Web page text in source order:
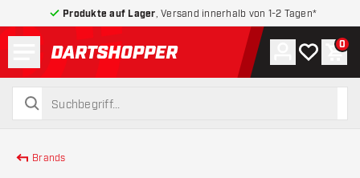
Produkte auf Lager , Versand innerhalb von 1-2 Tagen*
zurück zur Startseite
suchen
suchen
Konto
Meine 0
Brands